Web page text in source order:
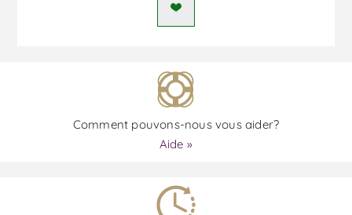
Comment pouvons-nous vous aider?
Aide »